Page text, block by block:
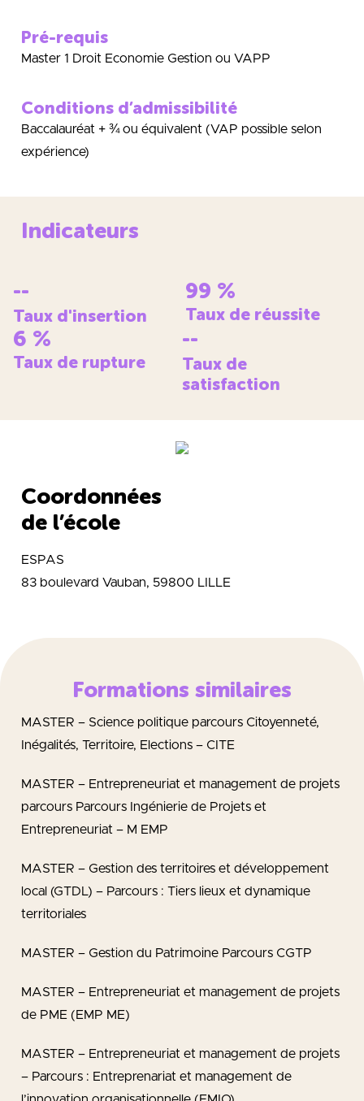
Pré-requis
Master 1 Droit Economie Gestion ou VAPP
Conditions d’admissibilité
Baccalauréat + ¾ ou équivalent (VAP possible selon
expérience)
Indicateurs
--
Taux d'insertion
99 %
Taux de réussite
6 %
Taux de rupture
--
Taux de
satisfaction
Coordonnées
de l’école
ESPAS
83 boulevard Vauban, 59800 LILLE
Formations similaires
MASTER – Science politique parcours Citoyenneté,
Inégalités, Territoire, Elections – CITE
MASTER – Entrepreneuriat et management de projets
parcours Parcours Ingénierie de Projets et
Entrepreneuriat – M EMP
MASTER – Gestion des territoires et développement
local (GTDL) – Parcours : Tiers lieux et dynamique
territoriales
MASTER – Gestion du Patrimoine Parcours CGTP
MASTER – Entrepreneuriat et management de projets
de PME (EMP ME)
MASTER – Entrepreneuriat et management de projets
– Parcours : Entreprenariat et management de